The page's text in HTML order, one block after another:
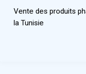
Vente des produits
la Tunisie